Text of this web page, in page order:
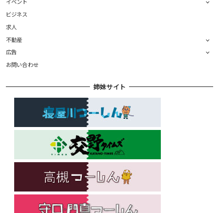
ビジネス
求人
不動産
広告
お問い合わせ
姉妹サイト